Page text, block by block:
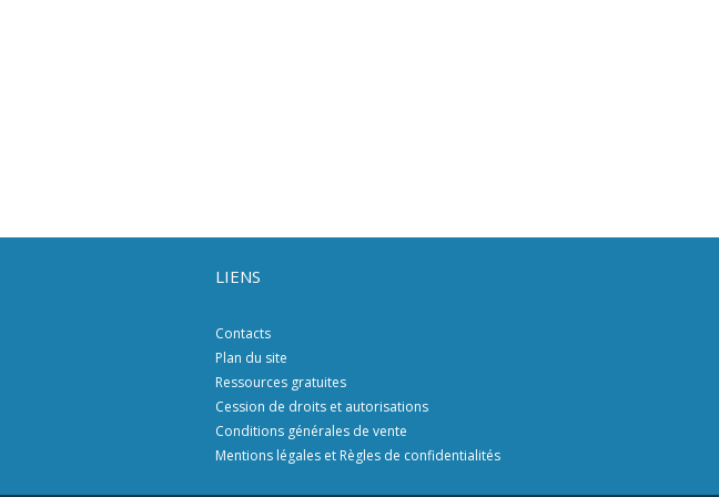
LIENS
Contacts
Plan du site
Ressources gratuites
Cession de droits et autorisations
Conditions générales de vente
Mentions légales et Règles de confidentialités